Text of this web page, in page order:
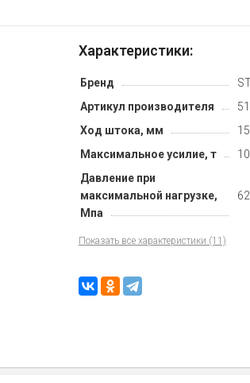
Характеристики:
Бренд
Артикул производителя
Ход штока, мм
Максимальное усилие, т
10
Давление при
максимальной нагрузке,
Мпа
62
Показать все характеристики (11)